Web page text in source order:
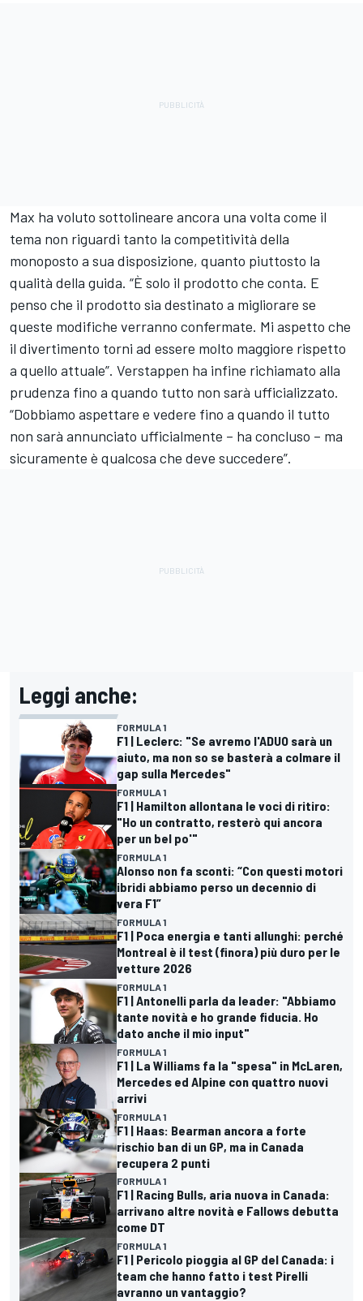
Max ha voluto sottolineare ancora una volta come il
tema non riguardi tanto la competitività della
monoposto a sua disposizione, quanto piuttosto la
qualità della guida. “È solo il prodotto che conta. E
penso che il prodotto sia destinato a migliorare se
queste modifiche verranno confermate. Mi aspetto che
il divertimento torni ad essere molto maggiore rispetto
a quello attuale”. Verstappen ha infine richiamato alla
prudenza fino a quando tutto non sarà ufficializzato.
“Dobbiamo aspettare e vedere fino a quando il tutto
non sarà annunciato ufficialmente – ha concluso – ma
sicuramente è qualcosa che deve succedere”.
Leggi anche:
FORMULA 1
F1 | Leclerc: "Se avremo l'ADUO sarà un
aiuto, ma non so se basterà a colmare il
gap sulla Mercedes"
FORMULA 1
F1 | Hamilton allontana le voci di ritiro:
"Ho un contratto, resterò qui ancora
per un bel po'"
FORMULA 1
Alonso non fa sconti: “Con questi motori
ibridi abbiamo perso un decennio di
vera F1”
FORMULA 1
F1 | Poca energia e tanti allunghi: perché
Montreal è il test (finora) più duro per le
vetture 2026
FORMULA 1
F1 | Antonelli parla da leader: "Abbiamo
tante novità e ho grande fiducia. Ho
dato anche il mio input"
FORMULA 1
F1 | La Williams fa la "spesa" in McLaren,
Mercedes ed Alpine con quattro nuovi
arrivi
FORMULA 1
F1 | Haas: Bearman ancora a forte
rischio ban di un GP, ma in Canada
recupera 2 punti
FORMULA 1
F1 | Racing Bulls, aria nuova in Canada:
arrivano altre novità e Fallows debutta
come DT
FORMULA 1
F1 | Pericolo pioggia al GP del Canada: i
team che hanno fatto i test Pirelli
avranno un vantaggio?